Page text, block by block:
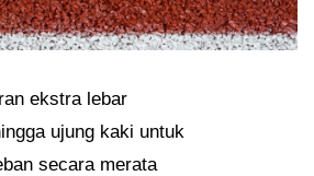
ekstra lebar
ujung kaki untuk
secara merata